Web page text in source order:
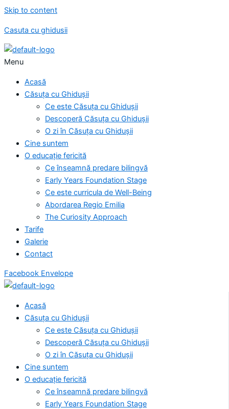
Skip to content
Casuta cu ghidusii
Menu
Acasă
Căsuța cu Ghidușii
Ce este Căsuța cu Ghidușii
Descoperă Căsuța cu Ghidușii
O zi în Căsuța cu Ghidușii
Cine suntem
O educație fericită
Ce înseamnă predare bilingvă
Early Years Foundation Stage
Ce este curricula de Well-Being
Abordarea Regio Emilia
The Curiosity Approach
Tarife
Galerie
Contact
Facebook Envelope
Acasă
Căsuța cu Ghidușii
Ce este Căsuța cu Ghidușii
Descoperă Căsuța cu Ghidușii
O zi în Căsuța cu Ghidușii
Cine suntem
O educație fericită
Ce înseamnă predare bilingvă
Early Years Foundation Stage